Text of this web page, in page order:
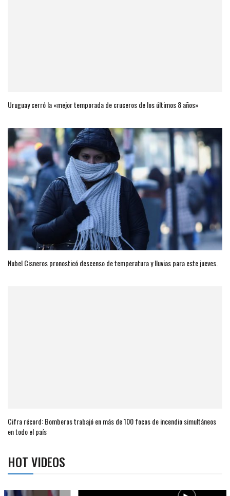
Uruguay cerró la «mejor temporada de cruceros de los últimos 8 años»
Nubel Cisneros pronosticó descenso de temperatura y lluvias para este jueves.
Cifra récord: Bomberos trabajó en más de 100 focos de incendio simultáneos
en todo el país
HOT VIDEOS